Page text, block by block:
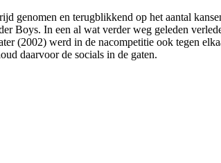
en terugblikkend op het aantal
Boys. In een al wat verder weg geleden
(2002) werd in de nacompetitie ook tegen
daarvoor de socials in de gaten.